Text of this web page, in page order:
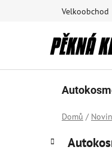
Velkoobchod
Domů /
PPřeskočit
kategorie
K
a